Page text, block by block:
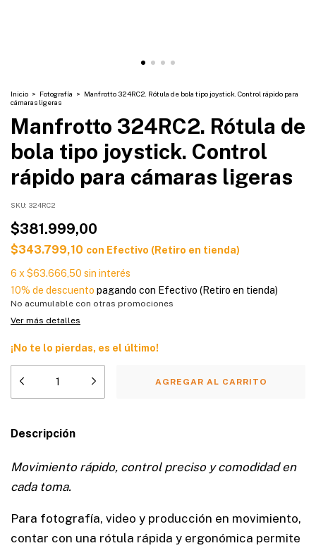
Inicio > Fotografía > Manfrotto 324RC2. Rótula de bola tipo joystick. Control rápido para
cámaras ligeras
Manfrotto 324RC2. Rótula de
bola tipo joystick. Control
rápido para cámaras ligeras
SKU: 324RC2
$381.999,00
$343.799,10 con Efectivo (Retiro en tienda)
6 x $63.666,50 sin interés
10% de descuento pagando con Efectivo (Retiro en tienda)
No acumulable con otras promociones
Ver más detalles
¡No te lo pierdas, es el último!
Descripción
Movimiento rápido, control preciso y comodidad en
cada toma.
Para fotografía, video y producción en movimiento,
contar con una rótula rápida y ergonómica permite